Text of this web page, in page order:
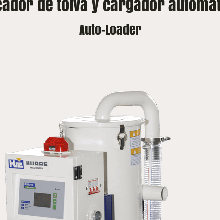
de tolva y cargador
Auto-Loader